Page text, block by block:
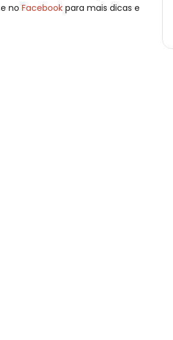
e no Facebook para mais dicas e